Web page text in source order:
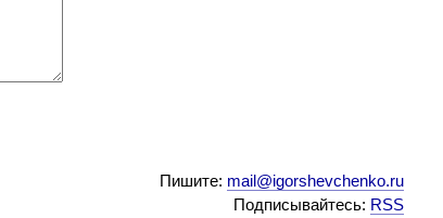
Пишите: mail@igorshevchenko.ru
Подписывайтесь: RSS